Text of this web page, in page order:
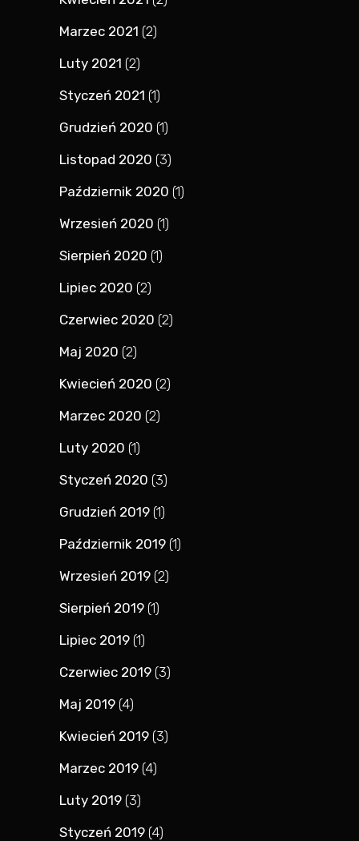
Marzec 2021 (2)
Luty 2021 (2)
Styczeń 2021 (1)
Grudzień 2020 (1)
Listopad 2020 (3)
Październik 2020 (1)
Wrzesień 2020 (1)
Sierpień 2020 (1)
Lipiec 2020 (2)
Czerwiec 2020 (2)
Maj 2020 (2)
Kwiecień 2020 (2)
Marzec 2020 (2)
Luty 2020 (1)
Styczeń 2020 (3)
Grudzień 2019 (1)
Październik 2019 (1)
Wrzesień 2019 (2)
Sierpień 2019 (1)
Lipiec 2019 (1)
Czerwiec 2019 (3)
Maj 2019 (4)
Kwiecień 2019 (3)
Marzec 2019 (4)
Luty 2019 (3)
Styczeń 2019 (4)